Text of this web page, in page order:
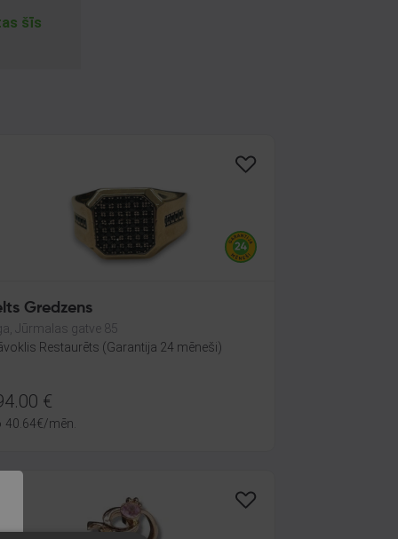
šīs
Gredzens
Jūrmalas gatve 85
Restaurēts (Garantija 24 mēneši)
€
40.64€/mēn.